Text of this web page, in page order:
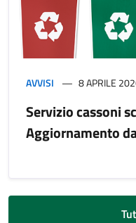
AVVISI 8 APRILE
Servizio cassoni
Aggiornamento